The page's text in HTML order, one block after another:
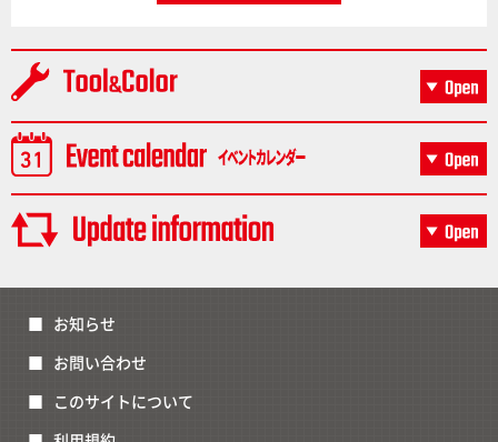
お知らせ
お問い合わせ
このサイトについて